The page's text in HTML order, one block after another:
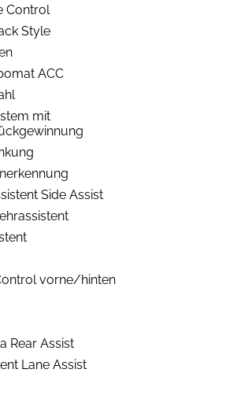
Control
Style
ACC
mit
Side Assist
vorne/hinten
Rear Assist
Lane Assist